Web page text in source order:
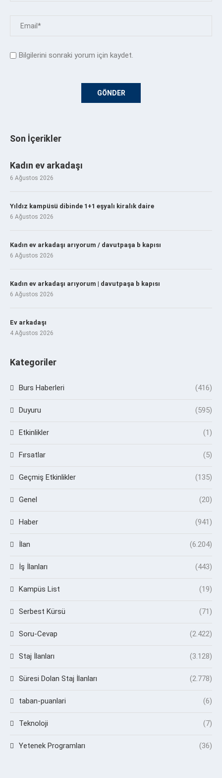
Bilgilerini sonraki yorum için kaydet.
Son İçerikler
Kadın ev arkadaşı
6 Ağustos 2026
Yıldız kampüsü dibinde 1+1 eşyalı kiralık daire
6 Ağustos 2026
Kadın ev arkadaşı arıyorum / davutpaşa b kapısı
6 Ağustos 2026
Kadın ev arkadaşı arıyorum | davutpaşa b kapısı
6 Ağustos 2026
Ev arkadaşı
4 Ağustos 2026
Kategoriler
Burs Haberleri (416)
Duyuru (595)
Etkinlikler (1)
Fırsatlar (5)
Geçmiş Etkinlikler (135)
Genel (20)
Haber (941)
İlan (6.204)
İş İlanları (443)
Kampüs List (19)
Serbest Kürsü (71)
Soru-Cevap (2.422)
Staj İlanları (3.128)
Süresi Dolan Staj İlanları (2.778)
taban-puanlari (6)
Teknoloji (7)
Yetenek Programları (36)